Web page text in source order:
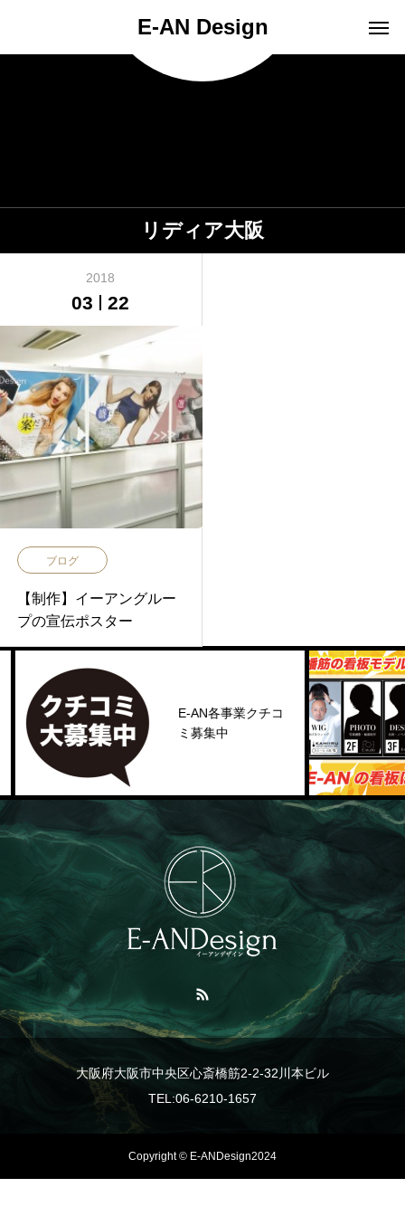
E-AN Design
リディア大阪
2018
03 22
ブログ
【制作】イーアングルー
プの宣伝ポスター
E-AN各事業クチコ
ミ募集中
大阪府大阪市中央区心斎橋筋2-2-32川本ビル
TEL:06-6210-1657
Copyright © E-ANDesign2024